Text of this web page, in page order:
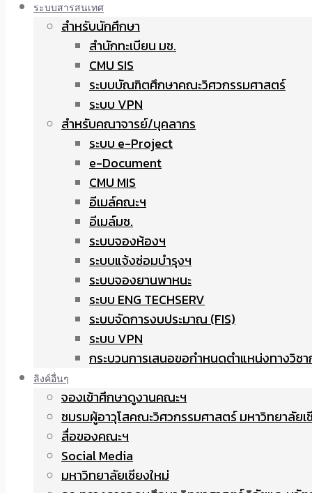
ระบบสารสนเทศ
สำหรับนักศึกษา
สำนักทะเบียน มช.
CMU SIS
ระบบบัณฑิตศึกษาคณะวิศวกรรมศาสตร์
ระบบ VPN
สำหรับคณาจารย์/บุคลากร
ระบบ e-Project
e-Document
CMU MIS
อีเมล์คณะฯ
อีเมล์มช.
ระบบจองห้องฯ
ระบบแจ้งซ่อมบำรุงฯ
ระบบจองยานพาหนะ
ระบบ ENG TECHSERV
ระบบจัดการงบประมาณ (FIS)
ระบบ VPN
กระบวนการเสนอขอกำหนดตำแหน่งทางวิช
ลิงค์อื่นๆ
จองเข้าศึกษาดูงานคณะฯ
ชมรมผู้อาวุโสคณะวิศวกรรมศาสตร์ มหาวิทยาลัยเ
สื่อของคณะฯ
Social Media
มหาวิทยาลัยเชียงใหม่